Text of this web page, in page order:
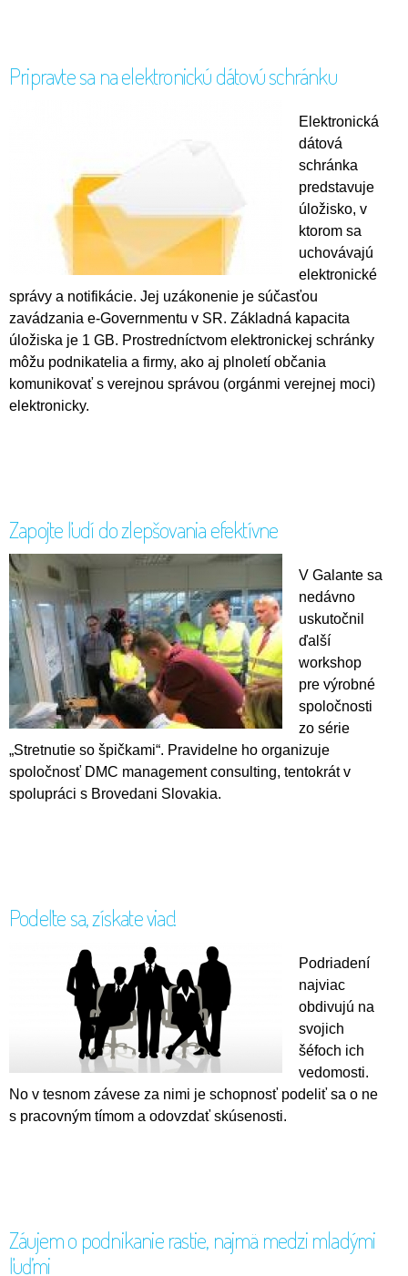
Pripravte sa na elektronickú dátovú schránku
Elektronická
dátová
schránka
predstavuje
úložisko, v
ktorom sa
uchovávajú
elektronické
správy a notifikácie. Jej uzákonenie je súčasťou
zavádzania e-Governmentu v SR. Základná kapacita
úložiska je 1 GB. Prostredníctvom elektronickej schránky
môžu podnikatelia a firmy, ako aj plnoletí občania
komunikovať s verejnou správou (orgánmi verejnej moci)
elektronicky.
Zapojte ľudí do zlepšovania efektívne
V Galante sa
nedávno
uskutočnil
ďalší
workshop
pre výrobné
spoločnosti
zo série
„Stretnutie so špičkami“. Pravidelne ho organizuje
spoločnosť DMC management consulting, tentokrát v
spolupráci s Brovedani Slovakia.
Podeľte sa, získate viac!
Podriadení
najviac
obdivujú na
svojich
šéfoch ich
vedomosti.
No v tesnom závese za nimi je schopnosť podeliť sa o ne
s pracovným tímom a odovzdať skúsenosti.
Záujem o podnikanie rastie, najmä medzi mladými
ľuďmi